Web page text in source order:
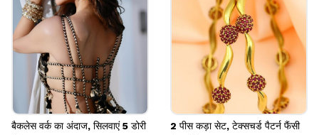
बैकलेस वर्क का अंदाज, सिलवाएं 5 डोरी
2 पीस कड़ा सेट, टेक्सचर्ड पैटर्न फैंसी